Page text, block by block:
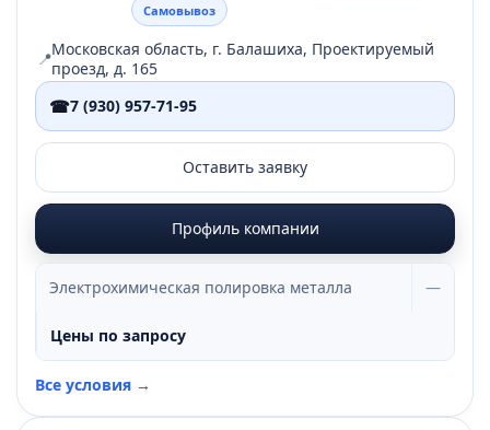
Самовывоз
📍Московская область, г. Балашиха, Проектируемый
проезд, д. 165
☎7 (930) 957-71-95
Оставить заявку
Профиль компании
Электрохимическая полировка металла —
Цены по запросу
Все условия →